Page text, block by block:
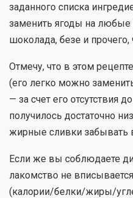
заданного списка
заменить ягоды на любые
шоколада, безе и
Отмечу, что в этом
(его легко можно
— за счет его отсутствия
получилось достаточно
жирные сливки забывать
Если же вы соблюдаете
лакомство не
(калории/белки/жиры/